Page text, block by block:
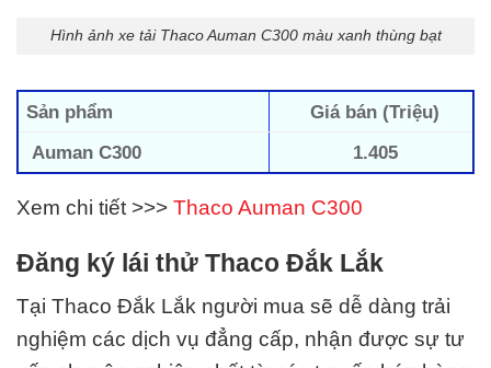
Hình ảnh xe tải Thaco Auman C300 màu xanh thùng bạt
Sản phẩm
Giá bán (Triệu)
Auman C300
1.405
Xem chi tiết >>> Thaco Auman C300
Đăng ký lái thử Thaco Đắk Lắk
Tại Thaco Đắk Lắk người mua sẽ dễ dàng trải
nghiệm các dịch vụ đẳng cấp, nhận được sự tư